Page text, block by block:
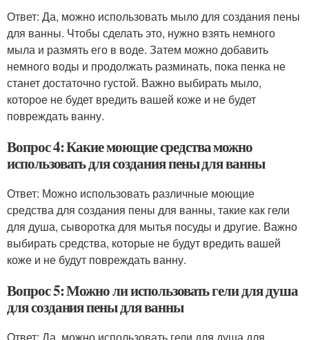
Ответ: Да, можно использовать мыло для создания пены
для ванны. Чтобы сделать это, нужно взять немного
мыла и размять его в воде. Затем можно добавить
немного воды и продолжать разминать, пока пенка не
станет достаточно густой. Важно выбирать мыло,
которое не будет вредить вашей коже и не будет
повреждать ванну.
Вопрос 4: Какие моющие средства можно
использовать для создания пены для ванны
Ответ: Можно использовать различные моющие
средства для создания пены для ванны, такие как гели
для душа, сыворотка для мытья посуды и другие. Важно
выбирать средства, которые не будут вредить вашей
коже и не будут повреждать ванну.
Вопрос 5: Можно ли использовать гели для душа
для создания пены для ванны